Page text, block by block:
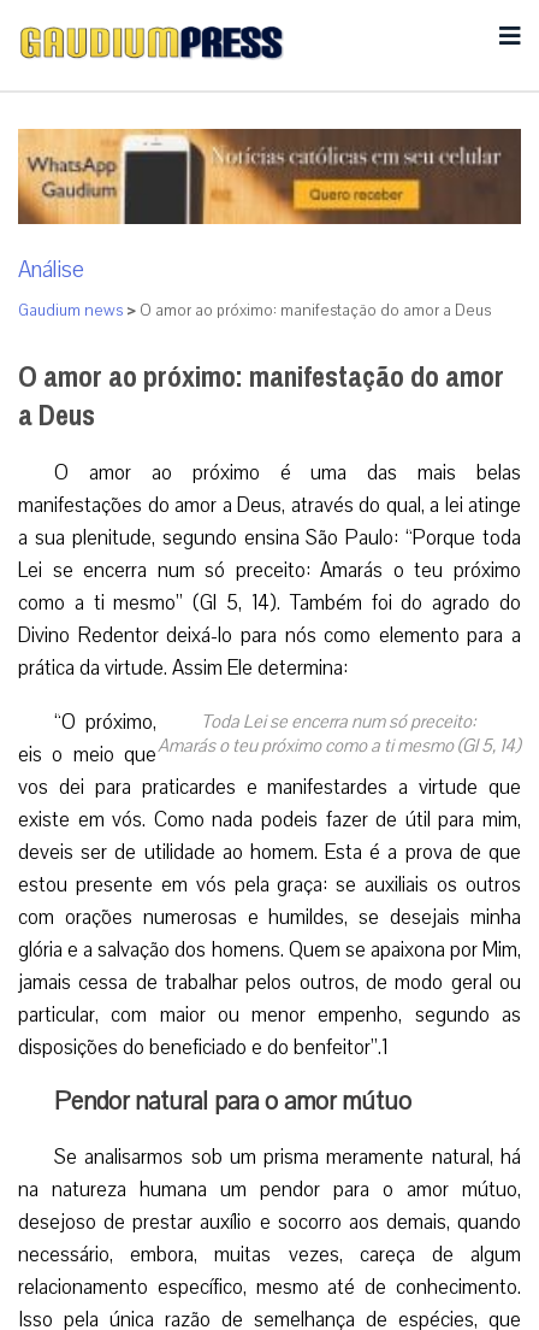
Análise
Gaudium news > O amor ao próximo: manifestação do amor a Deus
O amor ao próximo: manifestação do amor
a Deus
O amor ao próximo é uma das mais belas
manifestações do amor a Deus, através do qual, a lei atinge
a sua plenitude, segundo ensina São Paulo: “Porque toda
Lei se encerra num só preceito: Amarás o teu próximo
como a ti mesmo” (Gl 5, 14). Também foi do agrado do
Divino Redentor deixá-lo para nós como elemento para a
prática da virtude. Assim Ele determina:
Toda Lei se encerra num só preceito:
Amarás o teu próximo como a ti mesmo (Gl 5, 14)
“O próximo,
eis o meio que
vos dei para praticardes e manifestardes a virtude que
existe em vós. Como nada podeis fazer de útil para mim,
deveis ser de utilidade ao homem. Esta é a prova de que
estou presente em vós pela graça: se auxiliais os outros
com orações numerosas e humildes, se desejais minha
glória e a salvação dos homens. Quem se apaixona por Mim,
jamais cessa de trabalhar pelos outros, de modo geral ou
particular, com maior ou menor empenho, segundo as
disposições do beneficiado e do benfeitor”.1
Pendor natural para o amor mútuo
Se analisarmos sob um prisma meramente natural, há
na natureza humana um pendor para o amor mútuo,
desejoso de prestar auxílio e socorro aos demais, quando
necessário, embora, muitas vezes, careça de algum
relacionamento específico, mesmo até de conhecimento.
Isso pela única razão de semelhança de espécies, que